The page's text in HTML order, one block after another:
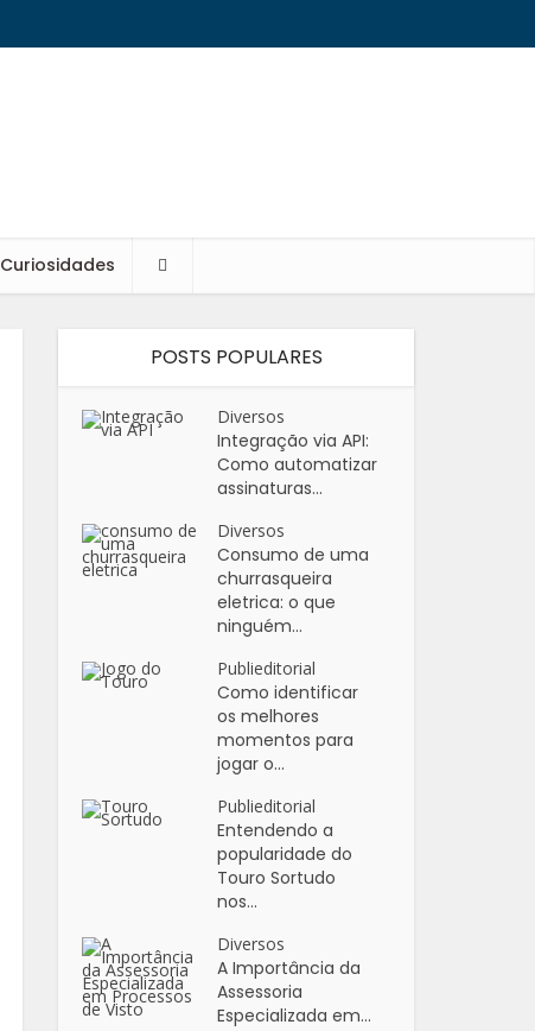
Curiosidades
POSTS POPULARES
Diversos
Integração via API:
Como automatizar
assinaturas...
Diversos
Consumo de uma
churrasqueira
eletrica: o que
ninguém...
Publieditorial
Como identificar
os melhores
momentos para
jogar o...
Publieditorial
Entendendo a
popularidade do
Touro Sortudo
nos...
Diversos
A Importância da
Assessoria
Especializada em...